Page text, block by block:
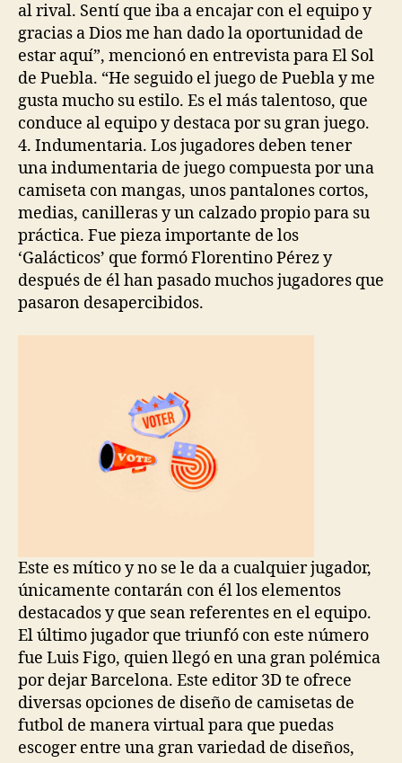
al rival. Sentí que iba a encajar con el equipo y
gracias a Dios me han dado la oportunidad de
estar aquí”, mencionó en entrevista para El Sol
de Puebla. “He seguido el juego de Puebla y me
gusta mucho su estilo. Es el más talentoso, que
conduce al equipo y destaca por su gran juego.
4. Indumentaria. Los jugadores deben tener
una indumentaria de juego compuesta por una
camiseta con mangas, unos pantalones cortos,
medias, canilleras y un calzado propio para su
práctica. Fue pieza importante de los
‘Galácticos’ que formó Florentino Pérez y
después de él han pasado muchos jugadores que
pasaron desapercibidos.
Este es mítico y no se le da a cualquier jugador,
únicamente contarán con él los elementos
destacados y que sean referentes en el equipo.
El último jugador que triunfó con este número
fue Luis Figo, quien llegó en una gran polémica
por dejar Barcelona. Este editor 3D te ofrece
diversas opciones de diseño de camisetas de
futbol de manera virtual para que puedas
escoger entre una gran variedad de diseños,